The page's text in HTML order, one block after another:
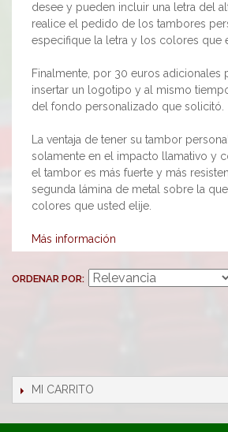
desee y pueden incluir una letra del
realice el pedido de los tambores
especifique la letra y los colores que
Finalmente, por 30 euros adicionales
insertar un logotipo y al mismo
del fondo personalizado que solicitó.
La ventaja de tener su tambor
solamente en el impacto llamativo y
el tambor es más fuerte y más
segunda lámina de metal sobre la
colores que usted elije.
Más información
ORDENAR POR
MI CARRITO